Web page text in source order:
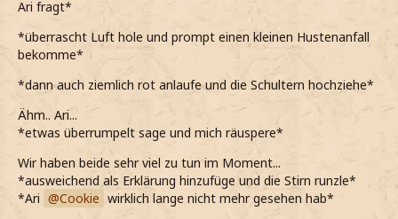
Ari fragt*
*überrascht Luft hole und prompt einen kleinen Hustenanfall
bekomme*
*dann auch ziemlich rot anlaufe und die Schultern hochziehe*
Ähm.. Ari...
*etwas überrumpelt sage und mich räuspere*
Wir haben beide sehr viel zu tun im Moment...
*ausweichend als Erklärung hinzufüge und die Stirn runzle*
*Ari
Cookie wirklich lange nicht mehr gesehen hab*